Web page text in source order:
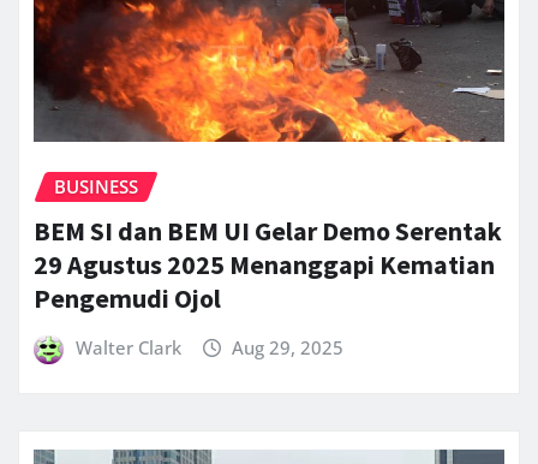
BUSINESS
BEM SI dan BEM UI Gelar Demo Serentak
29 Agustus 2025 Menanggapi Kematian
Pengemudi Ojol
Walter Clark Aug 29, 2025